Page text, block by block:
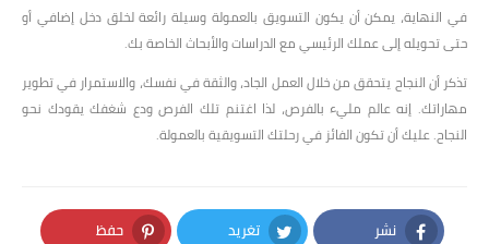
في النهاية، يمكن أن يكون التسويق بالعمولة وسيلة رائعة لخلق دخل إضافي أو
حتى تحويله إلى عملك الرئيسي مع الدراسات والأبحاث الخاصة بك.
تذكر أن النجاح يتحقق من خلال العمل الجاد، والثقة في نفسك، والاستمرار في تطوير
مهاراتك. إنه عالم مليء بالفرص، لذا اغتنم تلك الفرص ودع شغفك يقودك نحو
النجاح. عليك أن تكون الفائز في رحلتك التسويقية بالعمولة.
نشر تغريد حفظ